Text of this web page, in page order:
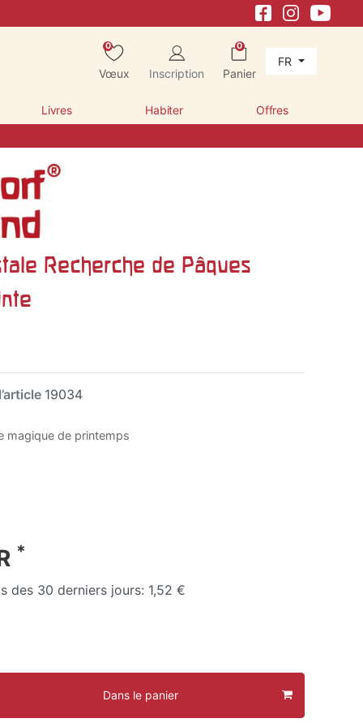
0
Vœux Inscription
0
Panier
FR
Livres Habiter Offres
Recherche de Pâques
19034
magique de printemps
*
des 30 derniers jours: 1,52 €
Dans le panier